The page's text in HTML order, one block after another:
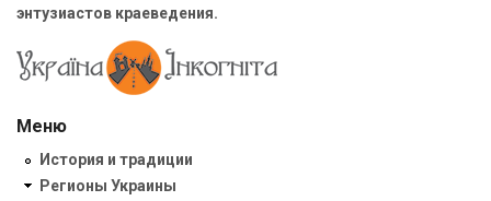
энтузиастов краеведения.
Меню
История и традиции
Регионы Украины